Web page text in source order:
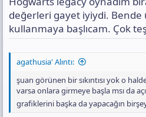
değerleri gayet iyiydi. Bende
kullanmaya başlıcam. Çok
agathusia' Alıntı:
şuan görünen bir sıkıntısı yok o
varsa onlara girmeye başla msı da
grafiklerini başka da yapacağın